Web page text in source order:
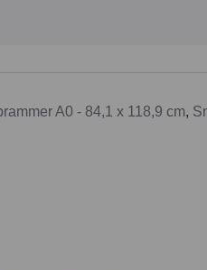
A0 - 84,1 x 118,9 cm,